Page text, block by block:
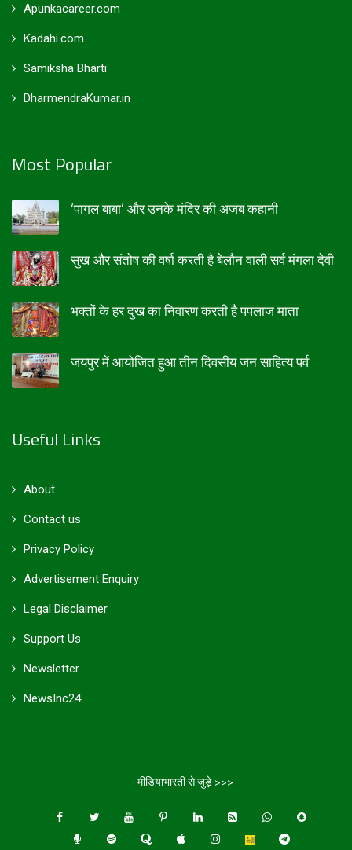
Apunkacareer.com
Kadahi.com
Samiksha Bharti
DharmendraKumar.in
Most Popular
‘पागल बाबा’ और उनके मंदिर की अजब कहानी
सुख और संतोष की वर्षा करती है बेलौन वाली सर्व मंगला देवी
भक्तों के हर दुख का निवारण करती है पपलाज माता
जयपुर में आयोजित हुआ तीन दिवसीय जन साहित्य पर्व
Useful Links
About
Contact us
Privacy Policy
Advertisement Enquiry
Legal Disclaimer
Support Us
Newsletter
NewsInc24
मीडियाभारती से जुड़े >>>